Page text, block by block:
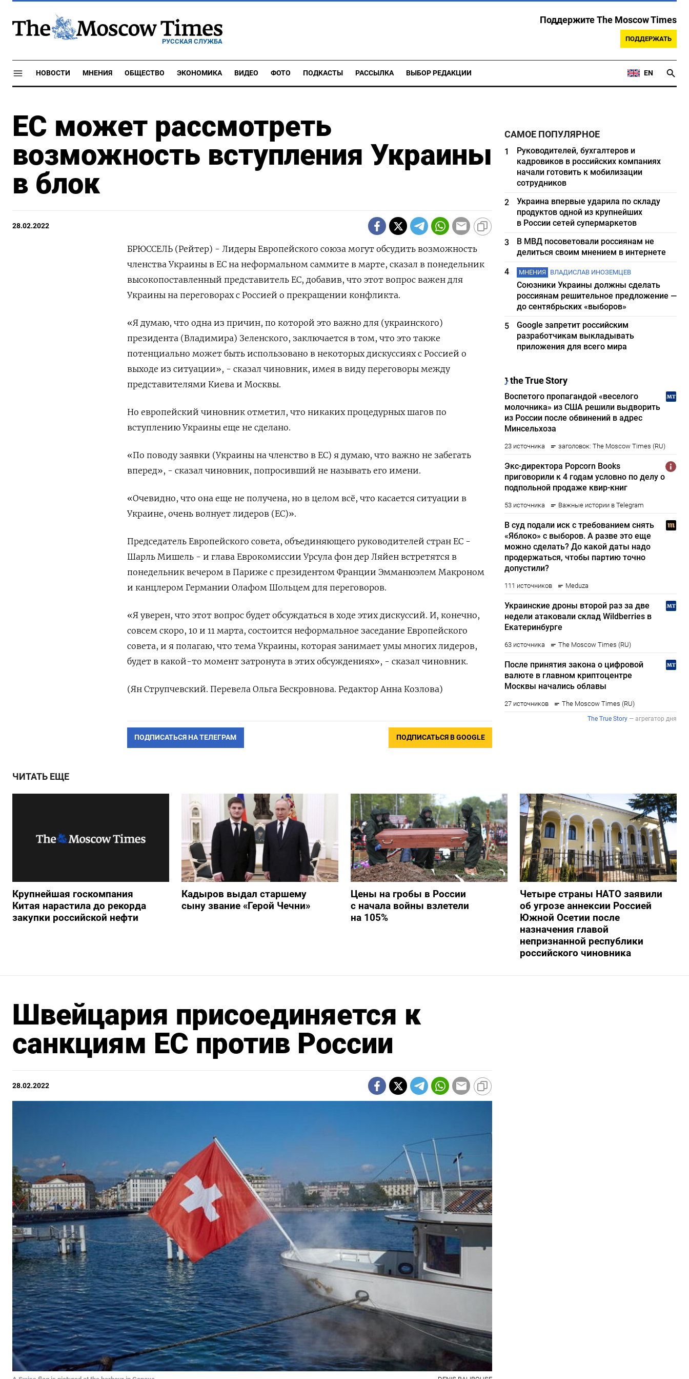
РУССКАЯ СЛУЖБА
Поддержите The Moscow Times
ПОДДЕРЖАТЬ
НОВОСТИ МНЕНИЯ ОБЩЕСТВО ЭКОНОМИКА ВИДЕО ФОТО ПОДКАСТЫ РАССЫЛКА ВЫБОР РЕДАКЦИИ EN
ЕС может рассмотреть
возможность вступления Украины
в блок
28.02.2022
БРЮССЕЛЬ (Рейтер) - Лидеры Европейского союза могут обсудить возможность
членства Украины в ЕС на неформальном саммите в марте, сказал в понедельник
высокопоставленный представитель ЕС, добавив, что этот вопрос важен для
Украины на переговорах с Россией о прекращении конфликта.
«Я думаю, что одна из причин, по которой это важно для (украинского)
президента (Владимира) Зеленского, заключается в том, что это также
потенциально может быть использовано в некоторых дискуссиях с Россией о
выходе из ситуации», - сказал чиновник, имея в виду переговоры между
представителями Киева и Москвы.
Но европейский чиновник отметил, что никаких процедурных шагов по
вступлению Украины еще не сделано.
«По поводу заявки (Украины на членство в ЕС) я думаю, что важно не забегать
вперед», - сказал чиновник, попросивший не называть его имени.
«Очевидно, что она еще не получена, но в целом всё, что касается ситуации в
Украине, очень волнует лидеров (ЕС)».
Председатель Европейского совета, объединяющего руководителей стран ЕС -
Шарль Мишель - и глава Еврокомиссии Урсула фон дер Ляйен встретятся в
понедельник вечером в Париже с президентом Франции Эмманюэлем Макроном
и канцлером Германии Олафом Шольцем для переговоров.
«Я уверен, что этот вопрос будет обсуждаться в ходе этих дискуссий. И, конечно,
совсем скоро, 10 и 11 марта, состоится неформальное заседание Европейского
совета, и я полагаю, что тема Украины, которая занимает умы многих лидеров,
будет в какой-то момент затронута в этих обсуждениях», - сказал чиновник.
(Ян Струпчевский. Перевела Ольга Бескровнова. Редактор Анна Козлова)
ПОДПИСАТЬСЯ НА ТЕЛЕГРАМ ПОДПИСАТЬСЯ В GOOGLE
САМОЕ ПОПУЛЯРНОЕ
1
Руководителей, бухгалтеров и
кадровиков в российских компаниях
начали готовить к мобилизации
сотрудников
2
Украина впервые ударила по складу
продуктов одной из крупнейших
в России сетей супермаркетов
3
В МВД посоветовали россиянам не
делиться своим мнением в интернете
4
МНЕНИЯ ВЛАДИСЛАВ ИНОЗЕМЦЕВ
Союзники Украины должны сделать
россиянам решительное предложение —
до сентябрьских «выборов»
5
Google запретит российским
разработчикам выкладывать
приложения для всего мира
ЧИТАТЬ ЕЩЕ
Крупнейшая госкомпания
Китая нарастила до рекорда
закупки российской нефти
Кадыров выдал старшему
сыну звание «Герой Чечни»
Цены на гробы в России
с начала войны взлетели
на 105%
Четыре страны НАТО заявили
об угрозе аннексии Россией
Южной Осетии после
назначения главой
непризнанной республики
российского чиновника
Швейцария присоединяется к
санкциям ЕС против России
28.02.2022